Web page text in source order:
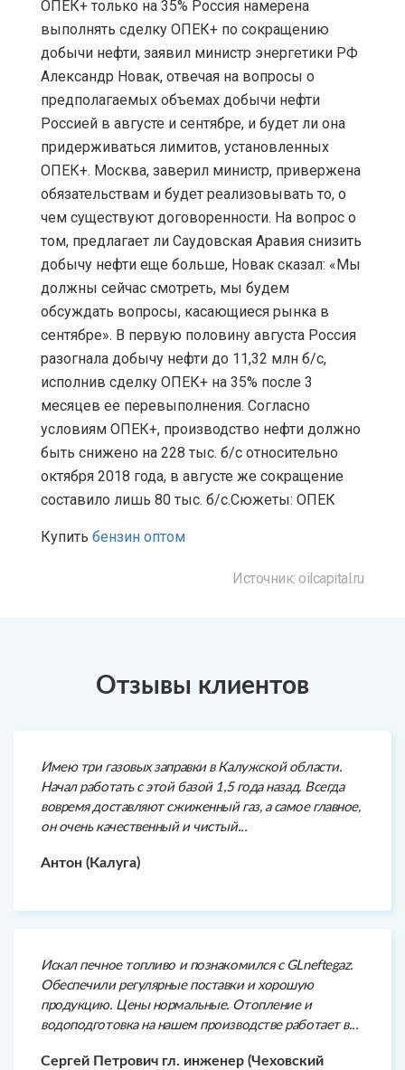
ОПЕК+ только на 35% Россия намерена
выполнять сделку ОПЕК+ по сокращению
добычи нефти, заявил министр энергетики РФ
Александр Новак, отвечая на вопросы о
предполагаемых объемах добычи нефти
Россией в августе и сентябре, и будет ли она
придерживаться лимитов, установленных
ОПЕК+. Москва, заверил министр, привержена
обязательствам и будет реализовывать то, о
чем существуют договоренности. На вопрос о
том, предлагает ли Саудовская Аравия снизить
добычу нефти еще больше, Новак сказал: «Мы
должны сейчас смотреть, мы будем
обсуждать вопросы, касающиеся рынка в
сентябре». В первую половину августа Россия
разогнала добычу нефти до 11,32 млн б/с,
исполнив сделку ОПЕК+ на 35% после 3
месяцев ее перевыполнения. Согласно
условиям ОПЕК+, производство нефти должно
быть снижено на 228 тыс. б/с относительно
октября 2018 года, в августе же сокращение
составило лишь 80 тыс. б/с.Сюжеты: ОПЕК
Купить бензин оптом
Источник: oilcapital.ru
Отзывы клиентов
Имею три газовых заправки в Калужской области.
Начал работать с этой базой 1,5 года назад. Всегда
вовремя доставляют сжиженный газ, а самое главное,
он очень качественный и чистый...
Антон (Калуга)
Искал печное топливо и познакомился с GLneftegaz.
Обеспечили регулярные поставки и хорошую
продукцию. Цены нормальные. Отопление и
водоподготовка на нашем производстве работает в...
Сергей Петрович гл. инженер (Чеховский